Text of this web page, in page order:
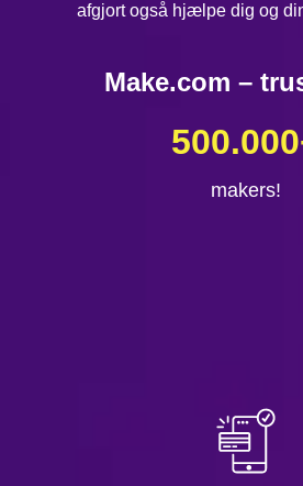
afgjort også hjælpe dig og
Make.com –
makers!
500.000